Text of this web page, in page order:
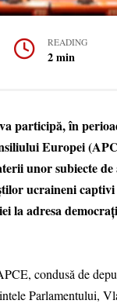
READING
2 min
participă, în
Europei
unor subiecte
ucraineni captivi
la adresa
condusă de
Parlamentului,